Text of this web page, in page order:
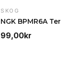
SKOG
99,00kr